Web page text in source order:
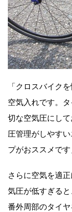
「クロスバイク
空気入れです。
切な空気圧にし
圧管理がしやす
プがおススメです
さらに空気を適
気圧が低すぎる
番外周部のタイ